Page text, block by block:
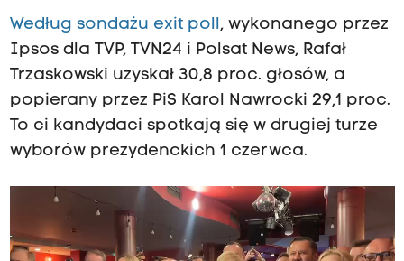
Według sondażu exit poll, wykonanego przez
Ipsos dla TVP, TVN24 i Polsat News, Rafał
Trzaskowski uzyskał 30,8 proc. głosów, a
popierany przez PiS Karol Nawrocki 29,1 proc.
To ci kandydaci spotkają się w drugiej turze
wyborów prezydenckich 1 czerwca.